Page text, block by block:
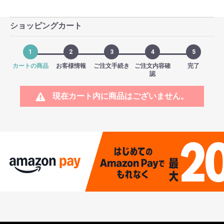
ショッピングカート
1
カートの商品
2
お客様情報
3
ご注文手続き
4
ご注文内容確
認
5
完了
現在カート内に商品はございません。